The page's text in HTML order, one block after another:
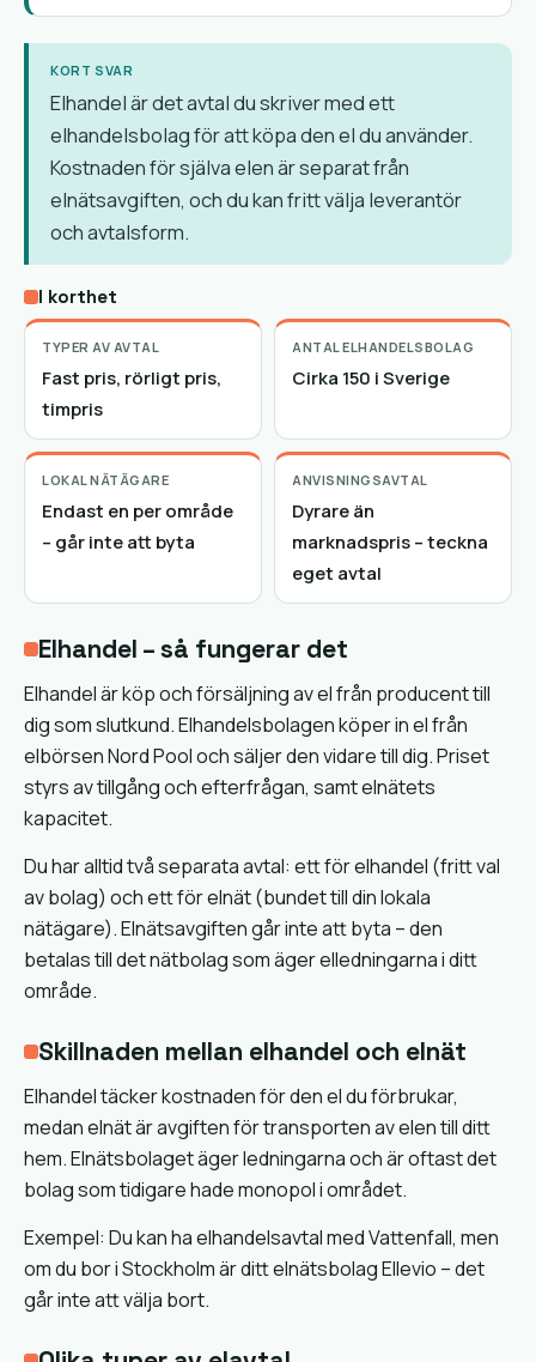
KORT SVAR
Elhandel är det avtal du skriver med ett
elhandelsbolag för att köpa den el du använder.
Kostnaden för själva elen är separat från
elnätsavgiften, och du kan fritt välja leverantör
och avtalsform.
I korthet
TYPER AV AVTAL
Fast pris, rörligt pris,
timpris
ANTAL ELHANDELSBOLAG
Cirka 150 i Sverige
LOKAL NÄTÄGARE
Endast en per område
– går inte att byta
ANVISNINGSAVTAL
Dyrare än
marknadspris – teckna
eget avtal
Elhandel – så fungerar det
Elhandel är köp och försäljning av el från producent till
dig som slutkund. Elhandelsbolagen köper in el från
elbörsen Nord Pool och säljer den vidare till dig. Priset
styrs av tillgång och efterfrågan, samt elnätets
kapacitet.
Du har alltid två separata avtal: ett för elhandel (fritt val
av bolag) och ett för elnät (bundet till din lokala
nätägare). Elnätsavgiften går inte att byta – den
betalas till det nätbolag som äger elledningarna i ditt
område.
Skillnaden mellan elhandel och elnät
Elhandel täcker kostnaden för den el du förbrukar,
medan elnät är avgiften för transporten av elen till ditt
hem. Elnätsbolaget äger ledningarna och är oftast det
bolag som tidigare hade monopol i området.
Exempel: Du kan ha elhandelsavtal med Vattenfall, men
om du bor i Stockholm är ditt elnätsbolag Ellevio – det
går inte att välja bort.